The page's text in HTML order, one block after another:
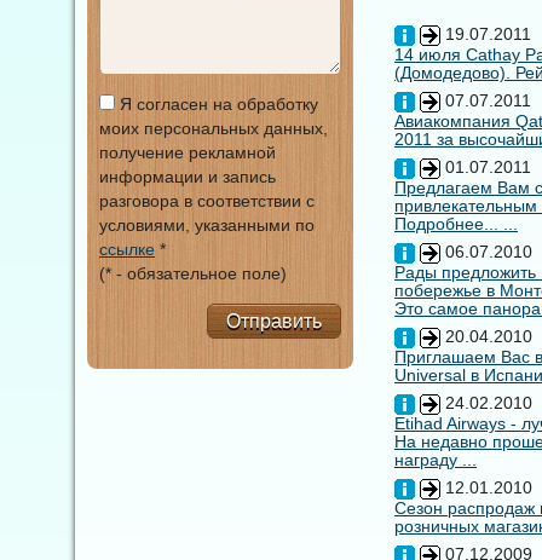
19.07.2011
14 июля Cathay
(Домодедово).
07.07.2011
Авиакомпания
2011 за
01.07.2011
Предлагаем Вам
Подробнее... ...
06.07.2010
Рады
побережье в
Это самое
20.04.2010
Приглашаем Вас
Universal в
24.02.2010
Etihad Airways -
На недавно
награду ...
12.01.2010
Сезон распродаж
розничных
07.12.2009
Я согласен на обработку
моих персональных данных,
получение рекламной
информации и запись
разговора в соответствии с
условиями, указанными по
ссылке *
(* - обязательное поле)
Отправить